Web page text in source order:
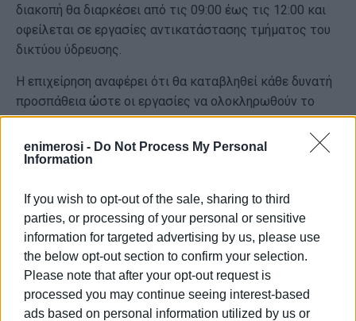
enimerosi - Do Not Process My Personal
Information
If you wish to opt-out of the sale, sharing to third
parties, or processing of your personal or sensitive
information for targeted advertising by us, please use
the below opt-out section to confirm your selection.
Please note that after your opt-out request is
processed you may continue seeing interest-based
ads based on personal information utilized by us or
διακοπή θα διαρκέσει από τις 09:00 έως τις 12:00 και
οφείλεται σε εργασίες αντικατάστασης τμήματος του
δικτύου ύδρευσης.
Η επιχείρηση αναφέρει ότι θα καταβληθεί κάθε δυνατή
προσπάθεια ώστε οι εργασίες να ολοκληρωθούν το
συντομότερο δυνατό και να αποκατασταθεί άμεσα η
υδροδότηση στην περιοχή.
μεριμνήσουν εγκαίρως για τις ανάγκες τους σε νερό
κατά τη διάρκεια της διακοπής και ζητεί την κατανόηση
των καταναλωτών για την προσωρινή ταλαιπωρία,
επισημαίνοντας ότι οι παρεμβάσεις αποσκοπούν στη
βελτίωση της αξιοπιστίας του δικτύου ύδρευσης.
Εμφανίσεις: 2484